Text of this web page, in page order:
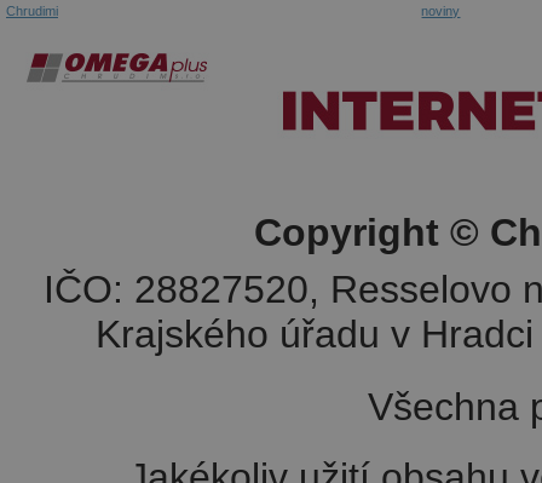
Chrudimi
noviny
Copyright ©
IČO: 28827520, Resselovo
Krajského úřadu v
Všechna